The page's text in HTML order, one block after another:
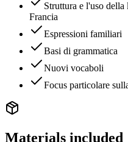
Struttura e l'uso
Francia
Espressioni familiari
Basi di grammatica
Nuovi vocaboli
Focus particolare
Materials included